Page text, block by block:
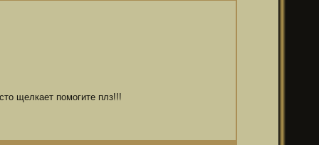
щелкает помогите плз!!!